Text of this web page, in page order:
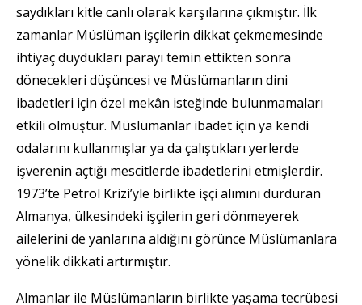
saydıkları kitle canlı olarak karşılarına çıkmıştır. İlk
zamanlar Müslüman işçilerin dikkat çekmemesinde
ihtiyaç duydukları parayı temin ettikten sonra
dönecekleri düşüncesi ve Müslümanların dini
ibadetleri için özel mekân isteğinde bulunmamaları
etkili olmuştur. Müslümanlar ibadet için ya kendi
odalarını kullanmışlar ya da çalıştıkları yerlerde
işverenin açtığı mescitlerde ibadetlerini etmişlerdir.
1973’te Petrol Krizi’yle birlikte işçi alımını durduran
Almanya, ülkesindeki işçilerin geri dönmeyerek
ailelerini de yanlarına aldığını görünce Müslümanlara
yönelik dikkati artırmıştır.
Almanlar ile Müslümanların birlikte yaşama tecrübesi